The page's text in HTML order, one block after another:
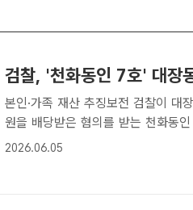
검찰, '천화동인 7호' 대장
본인·가족 재산 추징보전 검찰이 대장동 민간업자에게서 범죄수익 121억
원을 배당받은 혐의를 받는 천화동
/더팩트 DB[더팩트 | 김해인 기자]
2026.06.05